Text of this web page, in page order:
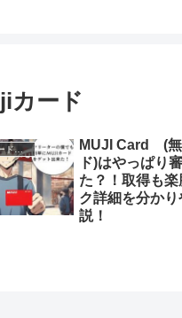
カード
クレジットカードのスペック
MUJI Card (無
ド)はやっぱり
た？！取得も
ク詳細を分か
説！